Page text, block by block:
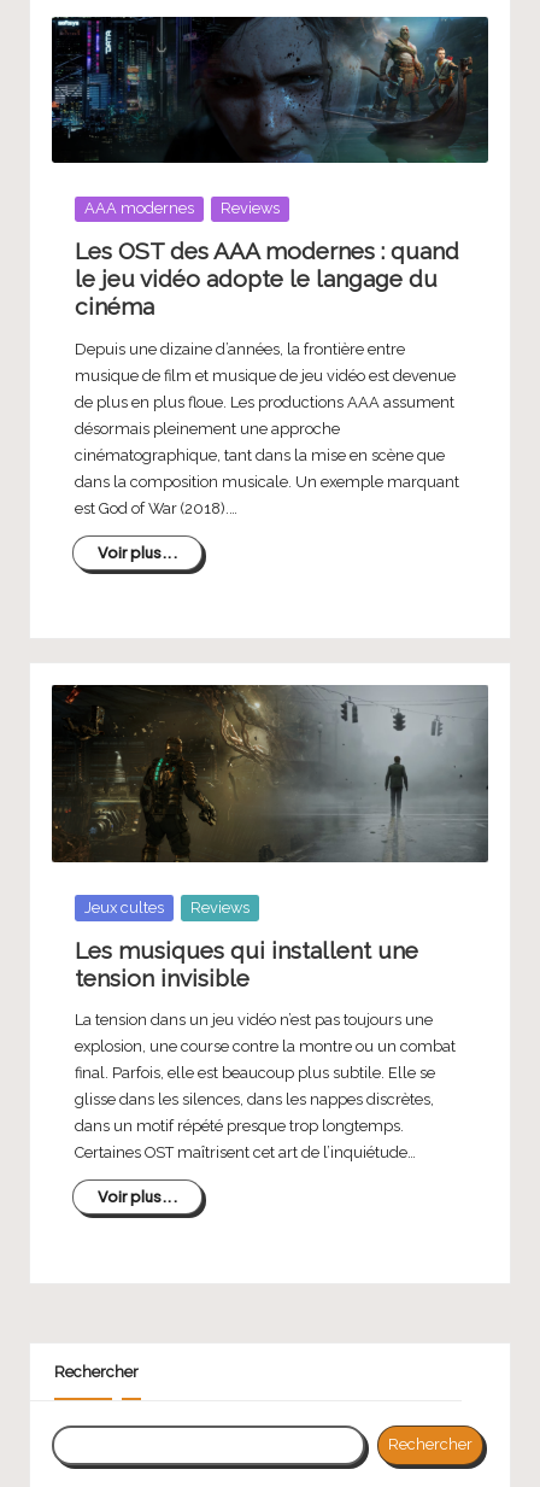
Posted
AAA modernes Reviews
Les OST des AAA modernes : quand
le jeu vidéo adopte le langage du
cinéma
Depuis une dizaine d’années, la frontière entre
musique de film et musique de jeu vidéo est devenue
de plus en plus floue. Les productions AAA assument
désormais pleinement une approche
cinématographique, tant dans la mise en scène que
dans la composition musicale. Un exemple marquant
est God of War (2018).…
Voir plus...
Posted
Jeux cultes Reviews
Les musiques qui installent une
tension invisible
La tension dans un jeu vidéo n’est pas toujours une
explosion, une course contre la montre ou un combat
final. Parfois, elle est beaucoup plus subtile. Elle se
glisse dans les silences, dans les nappes discrètes,
dans un motif répété presque trop longtemps.
Certaines OST maîtrisent cet art de l’inquiétude…
Voir plus...
Rechercher
Rechercher